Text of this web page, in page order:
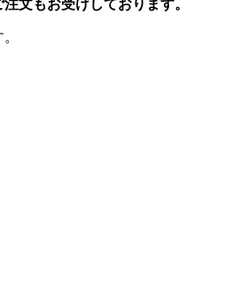
文もお受けしております。